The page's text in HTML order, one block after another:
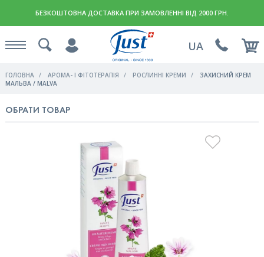
БЕЗКОШТОВНА ДОСТАВКА ПРИ ЗАМОВЛЕННІ ВІД 2000 ГРН.
UA
ГОЛОВНА АРОМА- І ФІТОТЕРАПІЯ РОСЛИННІ КРЕМИ
ЗАХИСНИЙ КРЕМ
МАЛЬВА / MALVA
ОБРАТИ ТОВАР